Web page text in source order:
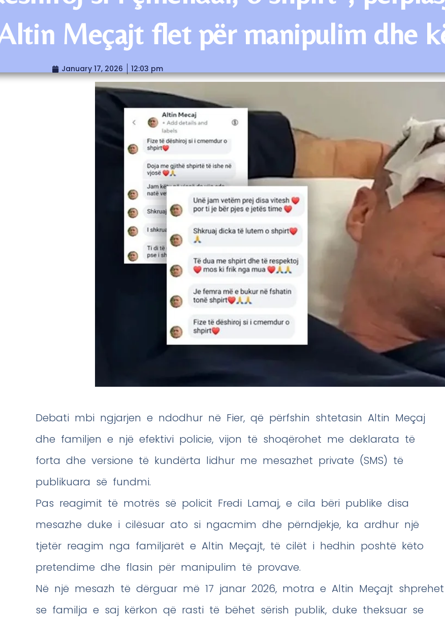
Meçajt flet për manipulim dhe
January 17, 2026 12:03 pm
Debati mbi ngjarjen e ndodhur në Fier, që përfshin shtetasin Altin Meçaj
dhe familjen e një efektivi policie, vijon të shoqërohet me deklarata të
forta dhe versione të kundërta lidhur me mesazhet private (SMS) të
publikuara së fundmi.
Pas reagimit të motrës së policit Fredi Lamaj, e cila bëri publike disa
mesazhe duke i cilësuar ato si ngacmim dhe përndjekje, ka ardhur një
tjetër reagim nga familjarët e Altin Meçajt, të cilët i hedhin poshtë këto
pretendime dhe flasin për manipulim të provave.
Në një mesazh të dërguar më 17 janar 2026, motra e Altin Meçajt shprehet
se familja e saj kërkon që rasti të bëhet sërish publik, duke theksuar se